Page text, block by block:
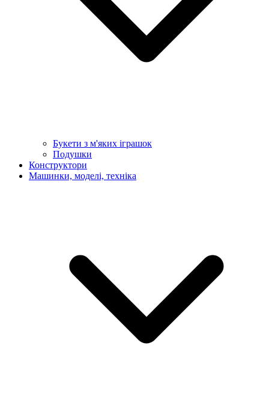
Букети з м'яких іграшок
Подушки
Конструктори
Машинки, моделі, техніка